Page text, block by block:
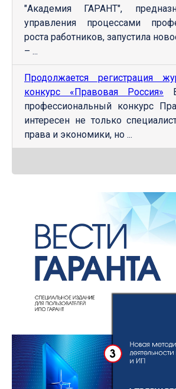
"Академия ГАРАНТ",
управления процессами
роста работников, запустила
– ...
Продолжается регистрация
конкурс «Правовая Россия»
профессиональный конкурс
интересен не только
права и экономики, но ...